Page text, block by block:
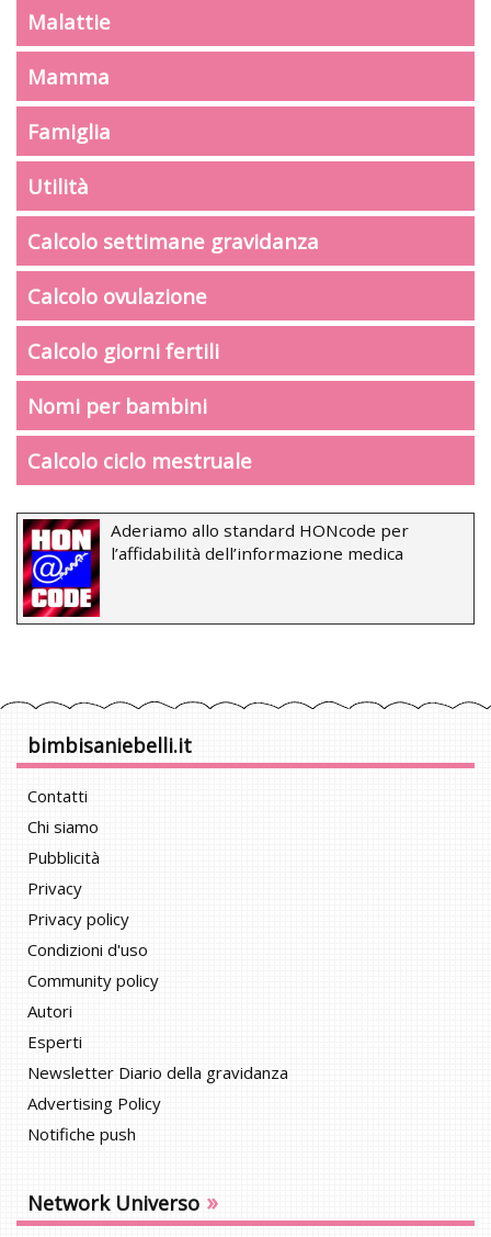
Malattie
Mamma
Famiglia
Utilità
Calcolo settimane gravidanza
Calcolo ovulazione
Calcolo giorni fertili
Nomi per bambini
Calcolo ciclo mestruale
Aderiamo allo standard HONcode per
l’affidabilità dell’informazione medica
bimbisaniebelli.it
Contatti
Chi siamo
Pubblicità
Privacy
Privacy policy
Condizioni d'uso
Community policy
Autori
Esperti
Newsletter Diario della gravidanza
Advertising Policy
Notifiche push
Network Universo »